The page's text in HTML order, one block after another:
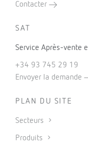
Contacter
SAT
Service Après-vente
+34 93 745 29 19
Envoyer la demande
PLAN DU SITE
Secteurs
Produits